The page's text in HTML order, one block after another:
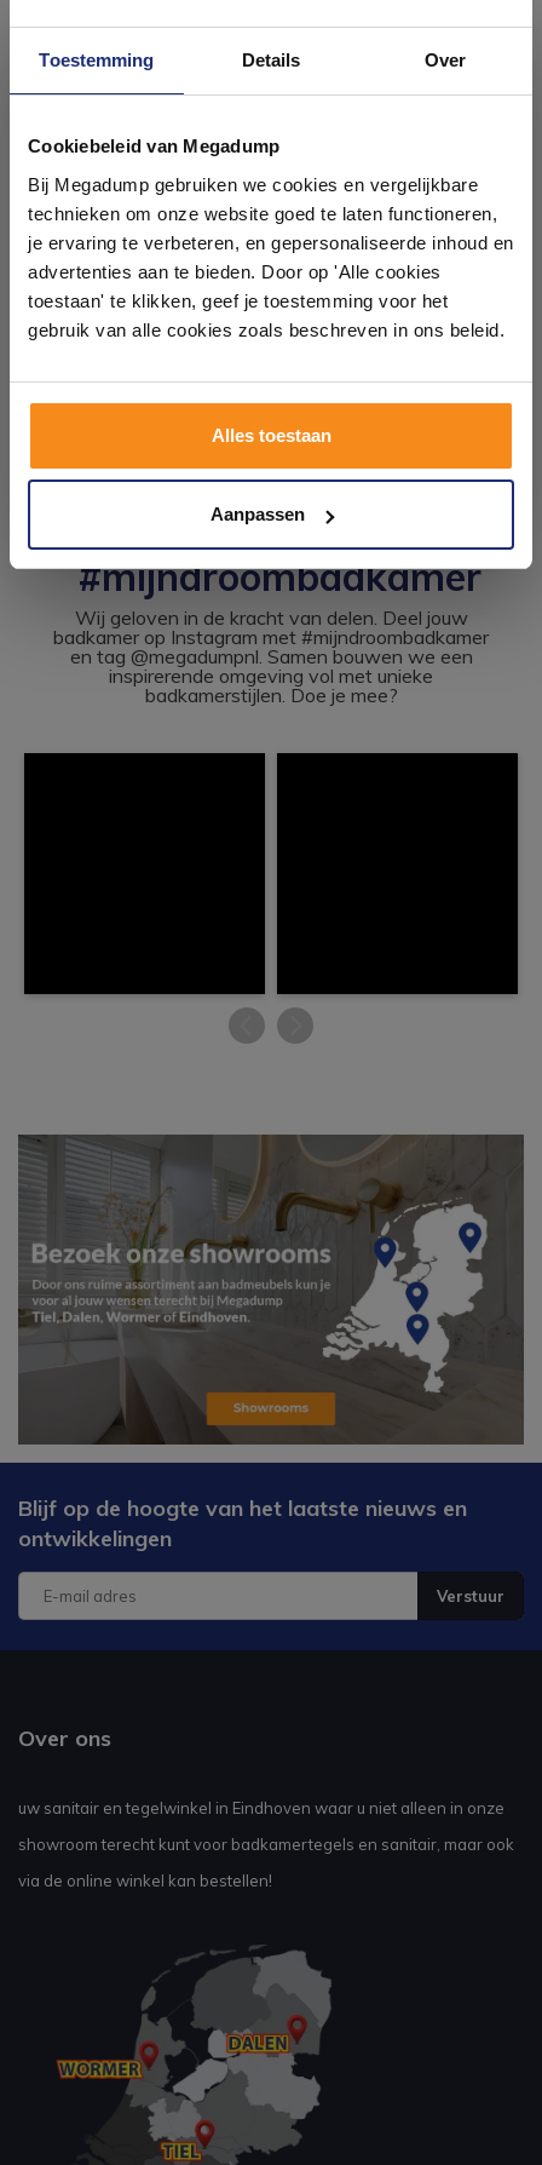
Toestemming Details Over
Cookiebeleid van Megadump
Bij Megadump gebruiken we cookies en vergelijkbare
technieken om onze website goed te laten functioneren,
je ervaring te verbeteren, en gepersonaliseerde inhoud en
advertenties aan te bieden. Door op 'Alle cookies
toestaan' te klikken, geef je toestemming voor het
gebruik van alle cookies zoals beschreven in ons beleid.
Alles toestaan
Aanpassen
41.5x28x10 cm Rechthoek
Beton Grijs
137,94
114,00
Hide Circle 40x12 cm Mat
Legergroen
299,00
#mijndroombadkamer
Wij geloven in de kracht van delen. Deel jouw
badkamer op Instagram met #mijndroombadkamer
en tag @megadumpnl. Samen bouwen we een
inspirerende omgeving vol met unieke
badkamerstijlen. Doe je mee?
Blijf op de hoogte van het laatste nieuws en
ontwikkelingen
Verstuur
Over ons
uw sanitair en tegelwinkel in Eindhoven waar u niet alleen in onze
showroom terecht kunt voor badkamertegels en sanitair, maar ook
via de online winkel kan bestellen!
badkamers in onze 1000 m²
showroom
Laat je inspireren door 21 volledig ingerichte
badkameropstellingen – van compact tot luxe. Onze
ervaren adviseurs helpen je persoonlijk, en je vindt
tegels & sanitair direct uit voorraad. Gratis parkeren
op eigen terrein.
Kom langs en ervaar zelf het verschil!